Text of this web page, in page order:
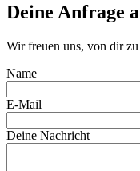
Deine Anfrage
Wir freuen uns, von dir
Name
E-Mail
Deine Nachricht